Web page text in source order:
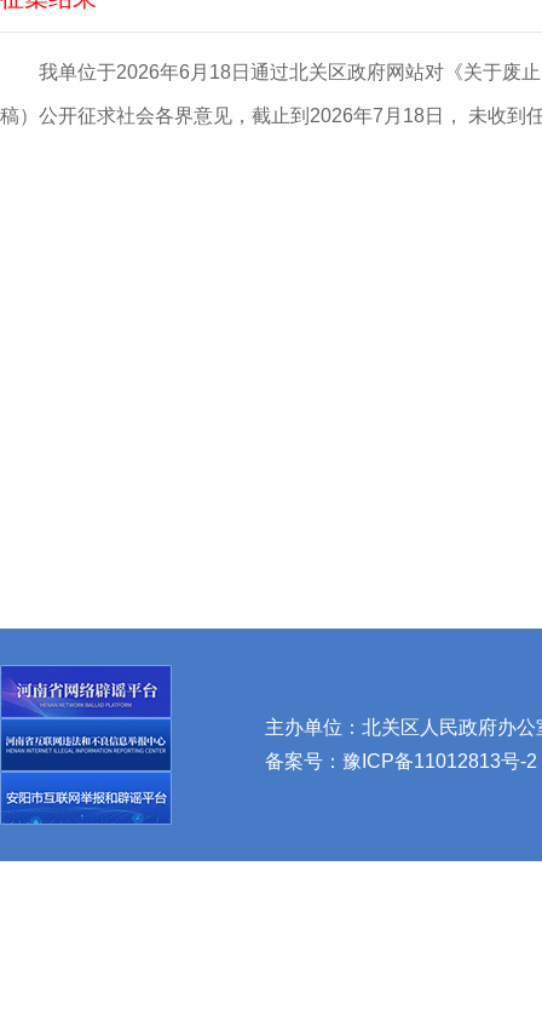
我单位于2026年6月18日通过北关区政府网站对《关于废
稿）公开征求社会各界意见，截止到2026年7月18日， 未收到
主办单位：北关区人民政府办
备案号： 豫ICP备11012813号-2